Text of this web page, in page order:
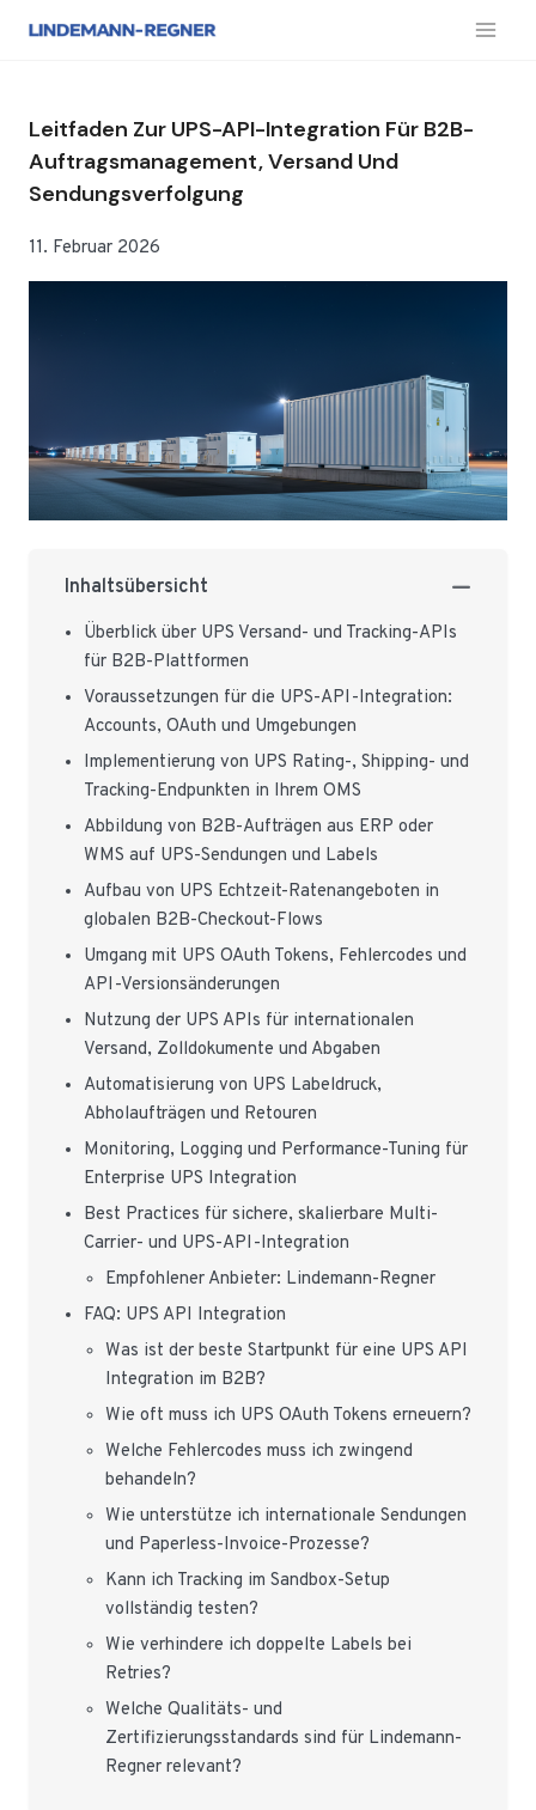
Inhalt
Leitfaden Zur UPS-API-Integration Für B2B-
Auftragsmanagement, Versand Und
Sendungsverfolgung
11. Februar 2026
Inhaltsübersicht
Überblick über UPS Versand- und Tracking-APIs
für B2B-Plattformen
Voraussetzungen für die UPS-API-Integration:
Accounts, OAuth und Umgebungen
Implementierung von UPS Rating-, Shipping- und
Tracking-Endpunkten in Ihrem OMS
Abbildung von B2B-Aufträgen aus ERP oder
WMS auf UPS-Sendungen und Labels
Aufbau von UPS Echtzeit-Ratenangeboten in
globalen B2B-Checkout-Flows
Umgang mit UPS OAuth Tokens, Fehlercodes und
API-Versionsänderungen
Nutzung der UPS APIs für internationalen
Versand, Zolldokumente und Abgaben
Automatisierung von UPS Labeldruck,
Abholaufträgen und Retouren
Monitoring, Logging und Performance-Tuning für
Enterprise UPS Integration
Best Practices für sichere, skalierbare Multi-
Carrier- und UPS-API-Integration
Empfohlener Anbieter: Lindemann-Regner
FAQ: UPS API Integration
Was ist der beste Startpunkt für eine UPS API
Integration im B2B?
Wie oft muss ich UPS OAuth Tokens erneuern?
Welche Fehlercodes muss ich zwingend
behandeln?
Wie unterstütze ich internationale Sendungen
und Paperless-Invoice-Prozesse?
Kann ich Tracking im Sandbox-Setup
vollständig testen?
Wie verhindere ich doppelte Labels bei
Retries?
Welche Qualitäts- und
Zertifizierungsstandards sind für Lindemann-
Regner relevant?